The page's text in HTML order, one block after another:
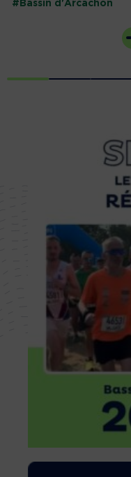
#Bassin d'Arcachon